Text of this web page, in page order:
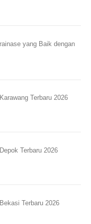
yang Baik dengan
Terbaru 2026
Terbaru 2026
Terbaru 2026